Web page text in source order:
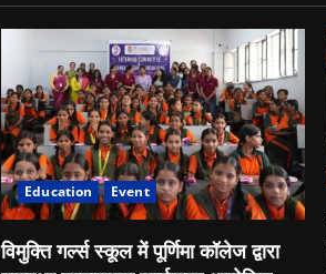
Education Event
विमुक्ति गर्ल्स स्कूल में पूर्णिमा कॉलेज द्वारा